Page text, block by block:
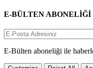
E-BÜLTEN ABONELİĞİ
E-Bülten aboneliği ile